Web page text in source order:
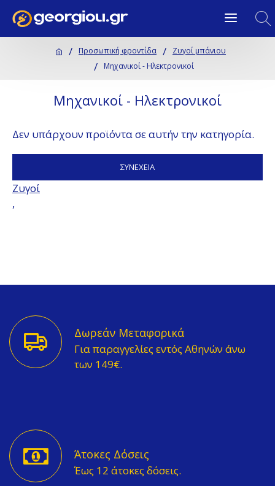
Προσωπική φροντίδα
Ζυγοί μπάνιου
Μηχανικοί - Ηλεκτρονικοί
Μηχανικοί - Ηλεκτρονικοί
Δεν υπάρχουν προϊόντα σε αυτήν την κατηγορία.
ΣΥΝΈΧΕΙΑ
Ζυγοί
,
Δωρεάν Μεταφορικά
Για παραγγελίες εντός Αθηνών άνω
των 149€.
Άτοκες Δόσεις
Έως 12 άτοκες δόσεις.